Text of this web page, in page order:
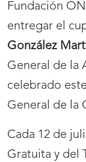
Fundación
entregar el
González
General de la
celebrado
General de la
Cada 12 de
Gratuita y del